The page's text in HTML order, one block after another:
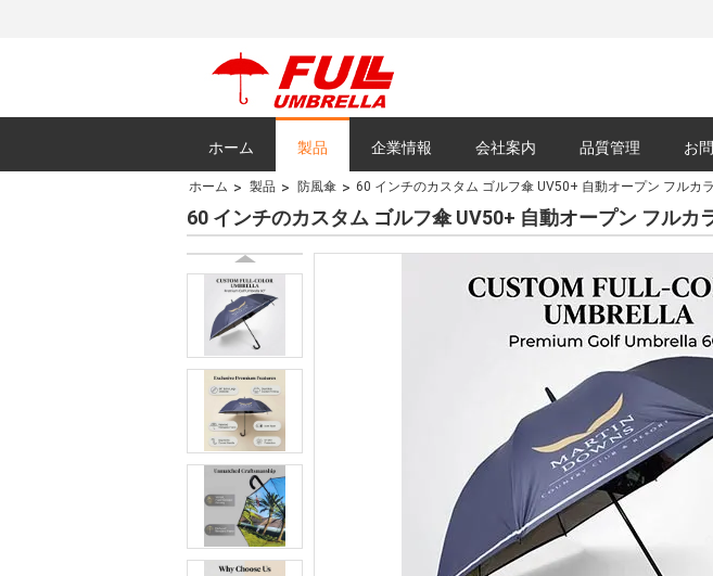
ホーム 製品 企業情報 会社案内 品質管理 お
すべての場合
ホーム 製品 防風傘 60 インチのカスタム ゴルフ傘 UV50+ 自動オープン フルカ
60 インチのカスタム ゴルフ傘 UV50+ 自動オープン フルカ